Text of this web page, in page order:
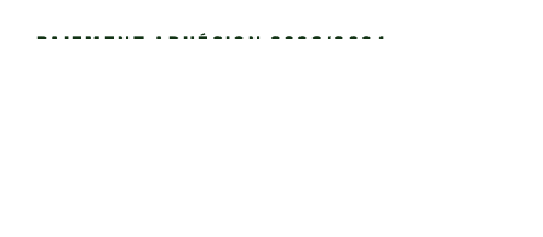
PAIEMENT ADHÉSION 2023/2024